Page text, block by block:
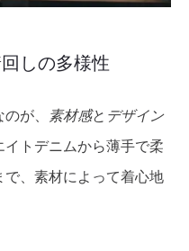
しの多様性
が、 素材感と デザイン
トデニムから薄手で柔
、素材によって着心地